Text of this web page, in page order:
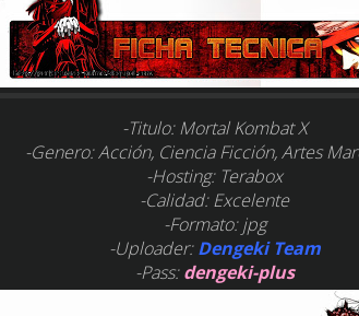
-Titulo: Mortal Kombat X
-Genero: Acción, Ciencia Ficción, Artes
-Hosting: Terabox
-Calidad: Excelente
-Formato: jpg
-Uploader:Dengeki Team
-Pass:dengeki-plus